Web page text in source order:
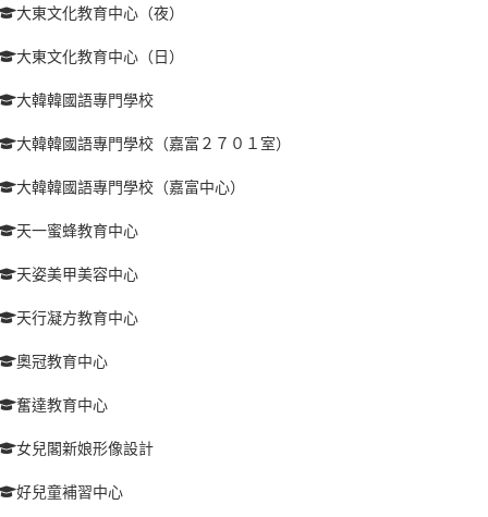
大東文化教育中心（夜）
大東文化教育中心（日）
大韓韓國語專門學校
大韓韓國語專門學校（嘉富２７０１室）
大韓韓國語專門學校（嘉富中心）
天一蜜蜂教育中心
天姿美甲美容中心
天行凝方教育中心
奧冠教育中心
奮達教育中心
女兒閣新娘形像設計
好兒童補習中心